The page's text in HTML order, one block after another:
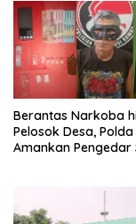
Berantas Narkoba
Pelosok Desa, Polda
Amankan Pengedar